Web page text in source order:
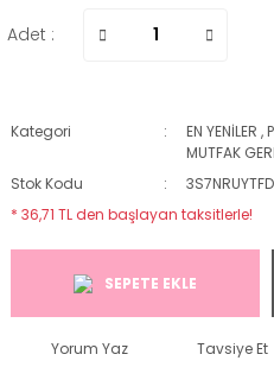
Adet :
Kategori EN YENİLER ,
MUTFAK
Stok Kodu
* 36,71 TL den başlayan taksitlerle!
SEPETE EKLE
Yorum Yaz Tavsiye Et